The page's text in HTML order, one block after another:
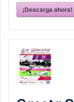
¡Descarga ahora!